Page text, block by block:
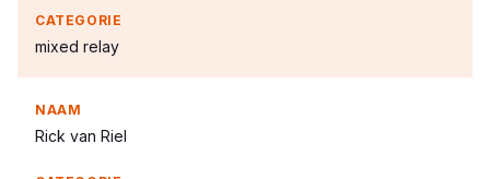
mixed relay
Rick van Riel